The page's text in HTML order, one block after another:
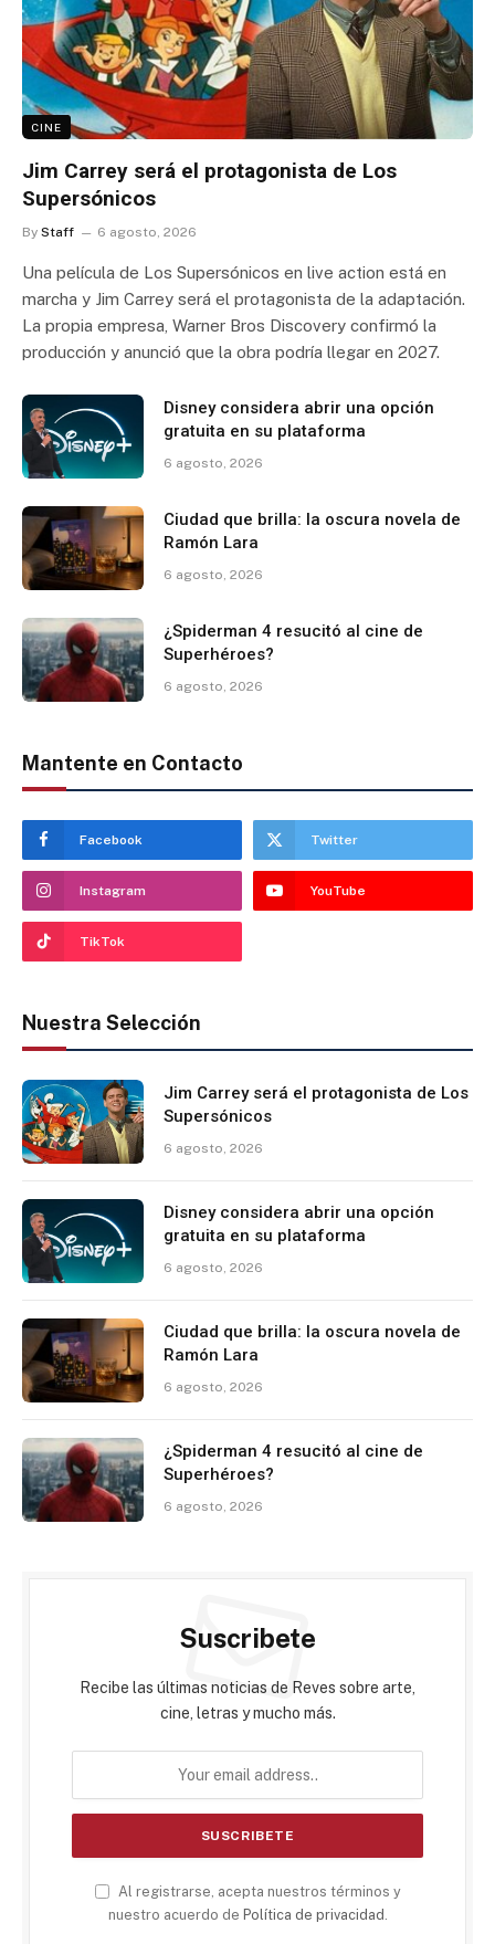
CINE
Jim Carrey será el protagonista de Los
Supersónicos
By Staff 6 agosto, 2026
Una película de Los Supersónicos en live action está en
marcha y Jim Carrey será el protagonista de la adaptación.
La propia empresa, Warner Bros Discovery confirmó la
producción y anunció que la obra podría llegar en 2027.
Disney considera abrir una opción
gratuita en su plataforma
6 agosto, 2026
Ciudad que brilla: la oscura novela de
Ramón Lara
6 agosto, 2026
¿Spiderman 4 resucitó al cine de
Superhéroes?
6 agosto, 2026
Mantente en Contacto
Facebook Twitter
Instagram YouTube
TikTok
Nuestra Selección
Jim Carrey será el protagonista de Los
Supersónicos
6 agosto, 2026
Disney considera abrir una opción
gratuita en su plataforma
6 agosto, 2026
Ciudad que brilla: la oscura novela de
Ramón Lara
6 agosto, 2026
¿Spiderman 4 resucitó al cine de
Superhéroes?
6 agosto, 2026
Suscribete
Recibe las últimas noticias de Reves sobre arte,
cine, letras y mucho más.
Al registrarse, acepta nuestros términos y
nuestro acuerdo de Política de privacidad .